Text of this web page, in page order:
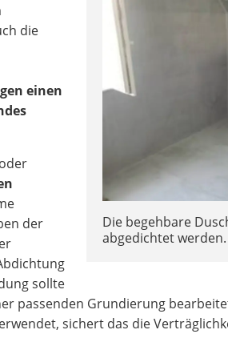
Die begehbare
abgedichtet werden.
die
einen
der
sollte
passenden Grundierung
sichert das die